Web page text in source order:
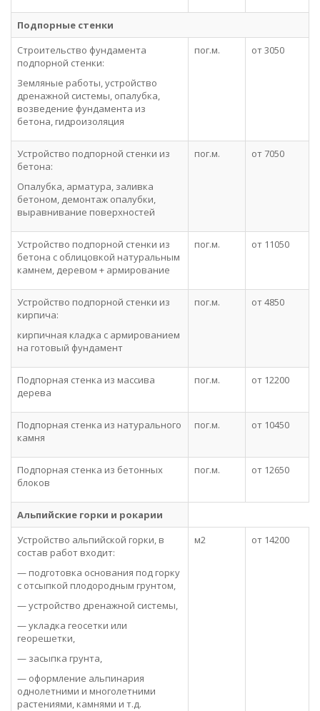
Подпорные стенки
Строительство фундамента
подпорной стенки:
Земляные работы, устройство
дренажной системы, опалубка,
возведение фундамента из
бетона, гидроизоляция
пог.м. от 3050
Устройство подпорной стенки из
бетона:
Опалубка, арматура, заливка
бетоном, демонтаж опалубки,
выравнивание поверхностей
пог.м. от 7050
Устройство подпорной стенки из
бетона с облицовкой натуральным
камнем, деревом + армирование
пог.м. от 11050
Устройство подпорной стенки из
кирпича:
кирпичная кладка с армированием
на готовый фундамент
пог.м. от 4850
Подпорная стенка из массива
дерева
пог.м. от 12200
Подпорная стенка из натурального
камня
пог.м. от 10450
Подпорная стенка из бетонных
блоков
пог.м. от 12650
Альпийские горки и рокарии
Устройство альпийской горки, в
состав работ входит:
— подготовка основания под горку
с отсыпкой плодородным грунтом,
— устройство дренажной системы,
— укладка геосетки или
георешетки,
— засыпка грунта,
— оформление альпинария
однолетними и многолетними
растениями, камнями и т.д.
м2 от 14200